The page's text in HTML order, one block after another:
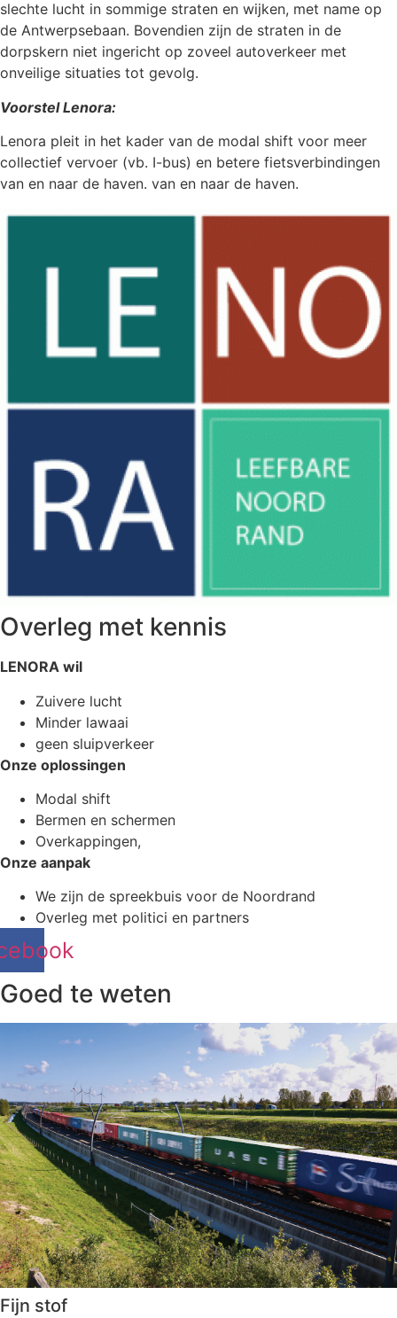
slechte lucht in sommige straten en wijken, met name op
de Antwerpsebaan. Bovendien zijn de straten in de
dorpskern niet ingericht op zoveel autoverkeer met
onveilige situaties tot gevolg.
Voorstel Lenora:
Lenora pleit in het kader van de modal shift voor meer
collectief vervoer (vb. I-bus) en betere fietsverbindingen
van en naar de haven. van en naar de haven.
Overleg met kennis
LENORA wil
Zuivere lucht
Minder lawaai
geen sluipverkeer
Onze oplossingen
Modal shift
Bermen en schermen
Overkappingen,
Onze aanpak
We zijn de spreekbuis voor de Noordrand
Overleg met politici en partners
Goed te weten
Fijn stof